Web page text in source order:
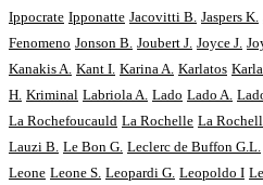
Ippocrate Ipponatte Jacovitti B. Jaspers K.
Fenomeno Jonson B. Joubert J. Joyce J.
Kanakis A. Kant I. Karina A. Karlatos
H. Kriminal Labriola A. Lado Lado A.
La Rochefoucauld La Rochelle La
Lauzi B. Le Bon G. Leclerc de Buffon G.L.
Leone Leone S. Leopardi G. Leopoldo I